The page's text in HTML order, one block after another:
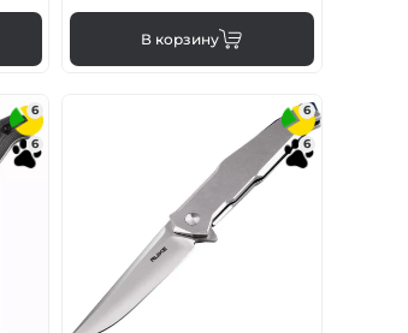
В корзину
6
6
6
6